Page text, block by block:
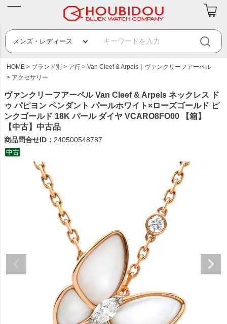
HOME ブランド別 ア行
Van Cleef & Arpels｜ヴァンクリーフアーペル
アクセサリー
ヴァンクリーフアーペル Van Cleef & Arpels ネックレス ド
ゥ パピヨン ペンダント パールホワイト×ローズゴールド ピ
ンクゴールド 18K パール ダイヤ VCARO8FO00 【箱】
【中古】中古品
商品問合せID： 240500548787
中古